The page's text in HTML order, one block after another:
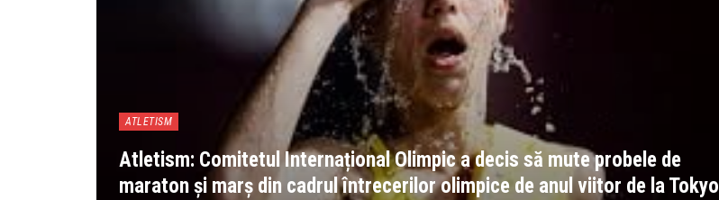
ATLETISM
Atletism: Comitetul Internațional Olimpic a decis să mute probele de
maraton și marș din cadrul întrecerilor olimpice de anul viitor de la Tokyo